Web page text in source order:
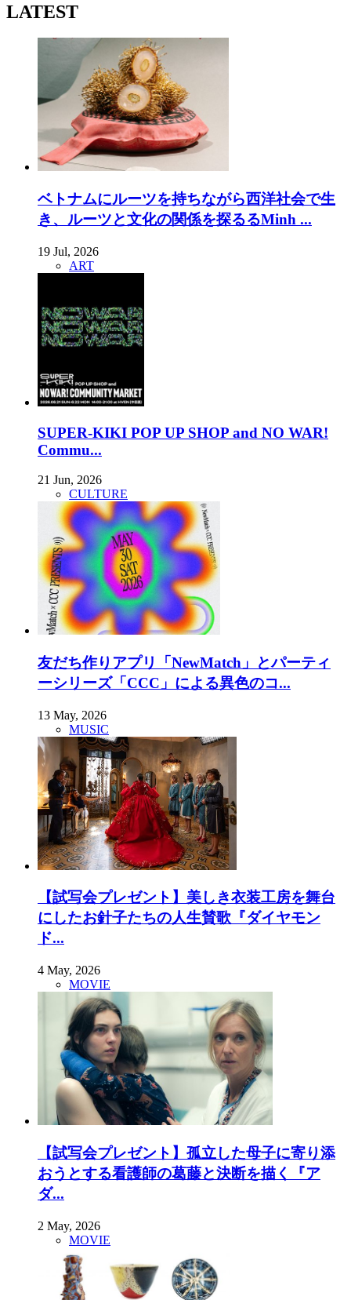
LATEST
ベトナムにルーツを持ちながら西洋社会で生
き、ルーツと文化の関係を探るるMinh ...
19 Jul, 2026
ART
SUPER-KIKI POP UP SHOP and NO WAR!
Commu...
21 Jun, 2026
CULTURE
友だち作りアプリ「NewMatch」とパーティ
ーシリーズ「CCC」による異色のコ...
13 May, 2026
MUSIC
【試写会プレゼント】美しき衣装工房を舞台
にしたお針子たちの人生賛歌『ダイヤモン
ド...
4 May, 2026
MOVIE
【試写会プレゼント】孤立した母子に寄り添
おうとする看護師の葛藤と決断を描く『ア
ダ...
2 May, 2026
MOVIE